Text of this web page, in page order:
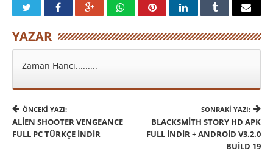
YAZAR
Zaman Hancı.........
ÖNCEKI YAZI:
ALIEN SHOOTER VENGEANCE
FULL PC TÜRKÇE İNDIR
SONRAKI YAZI:
BLACKSMITH STORY HD APK
FULL İNDIR + ANDROID V3.2.0
BUILD 19